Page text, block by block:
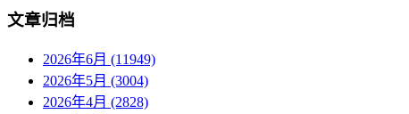
文章归档
2026年6月 (11949)
2026年5月 (3004)
2026年4月 (2828)